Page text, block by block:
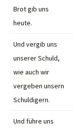
Brot gib uns
heute.
Und vergib uns
unserer Schuld,
wie auch wir
vergeben unsern
Schuldigern.
Und führe uns